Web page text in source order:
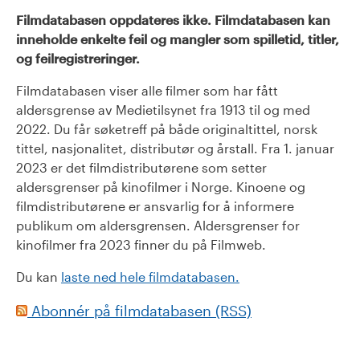
Filmdatabasen oppdateres ikke. Filmdatabasen kan
inneholde enkelte feil og mangler som spilletid, titler,
og feilregistreringer.
Filmdatabasen viser alle filmer som har fått
aldersgrense av Medietilsynet fra 1913 til og med
2022. Du får søketreff på både originaltittel, norsk
tittel, nasjonalitet, distributør og årstall. Fra 1. januar
2023 er det filmdistributørene som setter
aldersgrenser på kinofilmer i Norge. Kinoene og
filmdistributørene er ansvarlig for å informere
publikum om aldersgrensen. Aldersgrenser for
kinofilmer fra 2023 finner du på Filmweb.
Du kan laste ned hele filmdatabasen.
Abonnér på filmdatabasen (RSS)